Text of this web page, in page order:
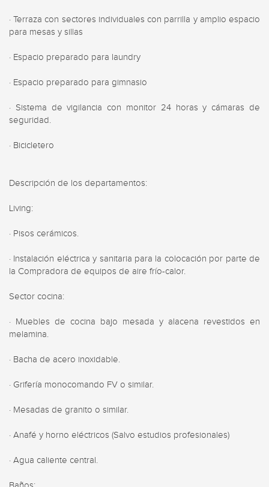
· Terraza con sectores individuales con parrilla y amplio espacio
para mesas y sillas
· Espacio preparado para laundry
· Espacio preparado para gimnasio
· Sistema de vigilancia con monitor 24 horas y cámaras de
seguridad.
· Bicicletero
Descripción de los departamentos:
Living:
· Pisos cerámicos.
· Instalación eléctrica y sanitaria para la colocación por parte de
la Compradora de equipos de aire frío-calor.
Sector cocina:
· Muebles de cocina bajo mesada y alacena revestidos en
melamina.
· Bacha de acero inoxidable.
· Grifería monocomando FV o similar.
· Mesadas de granito o similar.
· Anafé y horno eléctricos (Salvo estudios profesionales)
· Agua caliente central.